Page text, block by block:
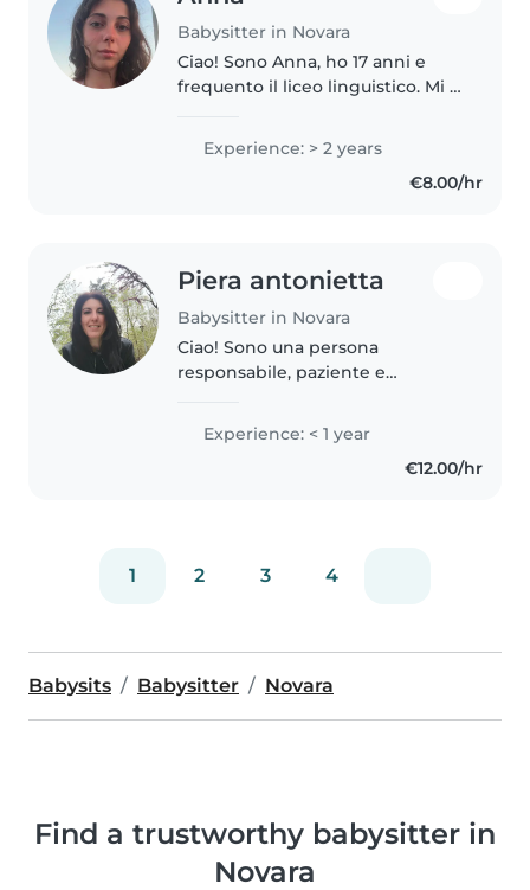
Babysitter in Novara
Ciao! Sono Anna, ho 17 anni e
frequento il liceo linguistico. Mi è
bambini e passare del tempo
con loro, giocando, facendo
Experience: > 2 years
€8.00/hr
Piera antonietta
Babysitter in Novara
Ciao! Sono una persona
responsabile, paziente e
passione per i bambini. Ho una
figlia e ho sempre amato
prendermi cura dei bambini. Mi
Experience: < 1 year
€12.00/hr
1 2 3 4
Babysits Babysitter Novara
Find a trustworthy babysitter in
Novara